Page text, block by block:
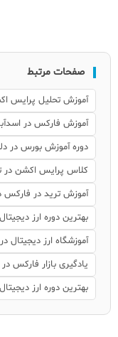
صفحات مرتبط
آموزش تحلیل پرایس
آموزش فارکس در
دوره آموزش بورس در
کلاس پرایس اکشن
آموزش ترید در فارکس
بهترین دوره ارز
آموزشگاه ارز دیجیتال
یادگیری بازار فارکس در
بهترین دوره ارز